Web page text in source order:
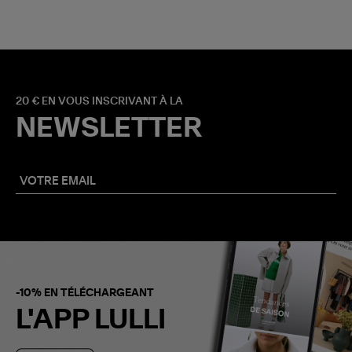
20 € EN VOUS INSCRIVANT À LA
NEWSLETTER
-10% EN TÉLÉCHARGEANT
L'APP LULLI